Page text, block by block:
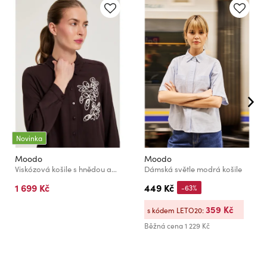
Novinka
Moodo
Viskózová košile s hnědou aplikací Moodo
1 699 Kč
Moodo
Dámská světle modrá košile
449 Kč
Běžná cena1 229 Kč
-63%
s kódem LETO20:359 Kč